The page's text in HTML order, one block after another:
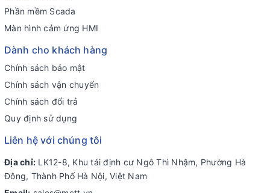
Phần mềm Scada
Màn hình cảm ứng HMI
Dành cho khách hàng
Chính sách bảo mật
Chính sách vận chuyển
Chính sách đổi trả
Quy định sử dụng
Liên hệ với chúng tôi
Địa chỉ: LK12-8, Khu tái định cư Ngô Thì Nhậm, Phường Hà
Đông, Thành Phố Hà Nội, Việt Nam